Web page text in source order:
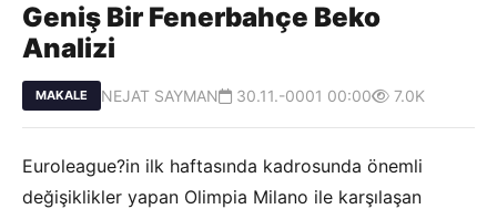
Geniş Bir Fenerbahçe Beko
Analizi
MAKALE NEJAT SAYMAN 30.11.-0001 00:00 7.0K
Euroleague?in ilk haftasında kadrosunda önemli
değişiklikler yapan Olimpia Milano ile karşılaşan